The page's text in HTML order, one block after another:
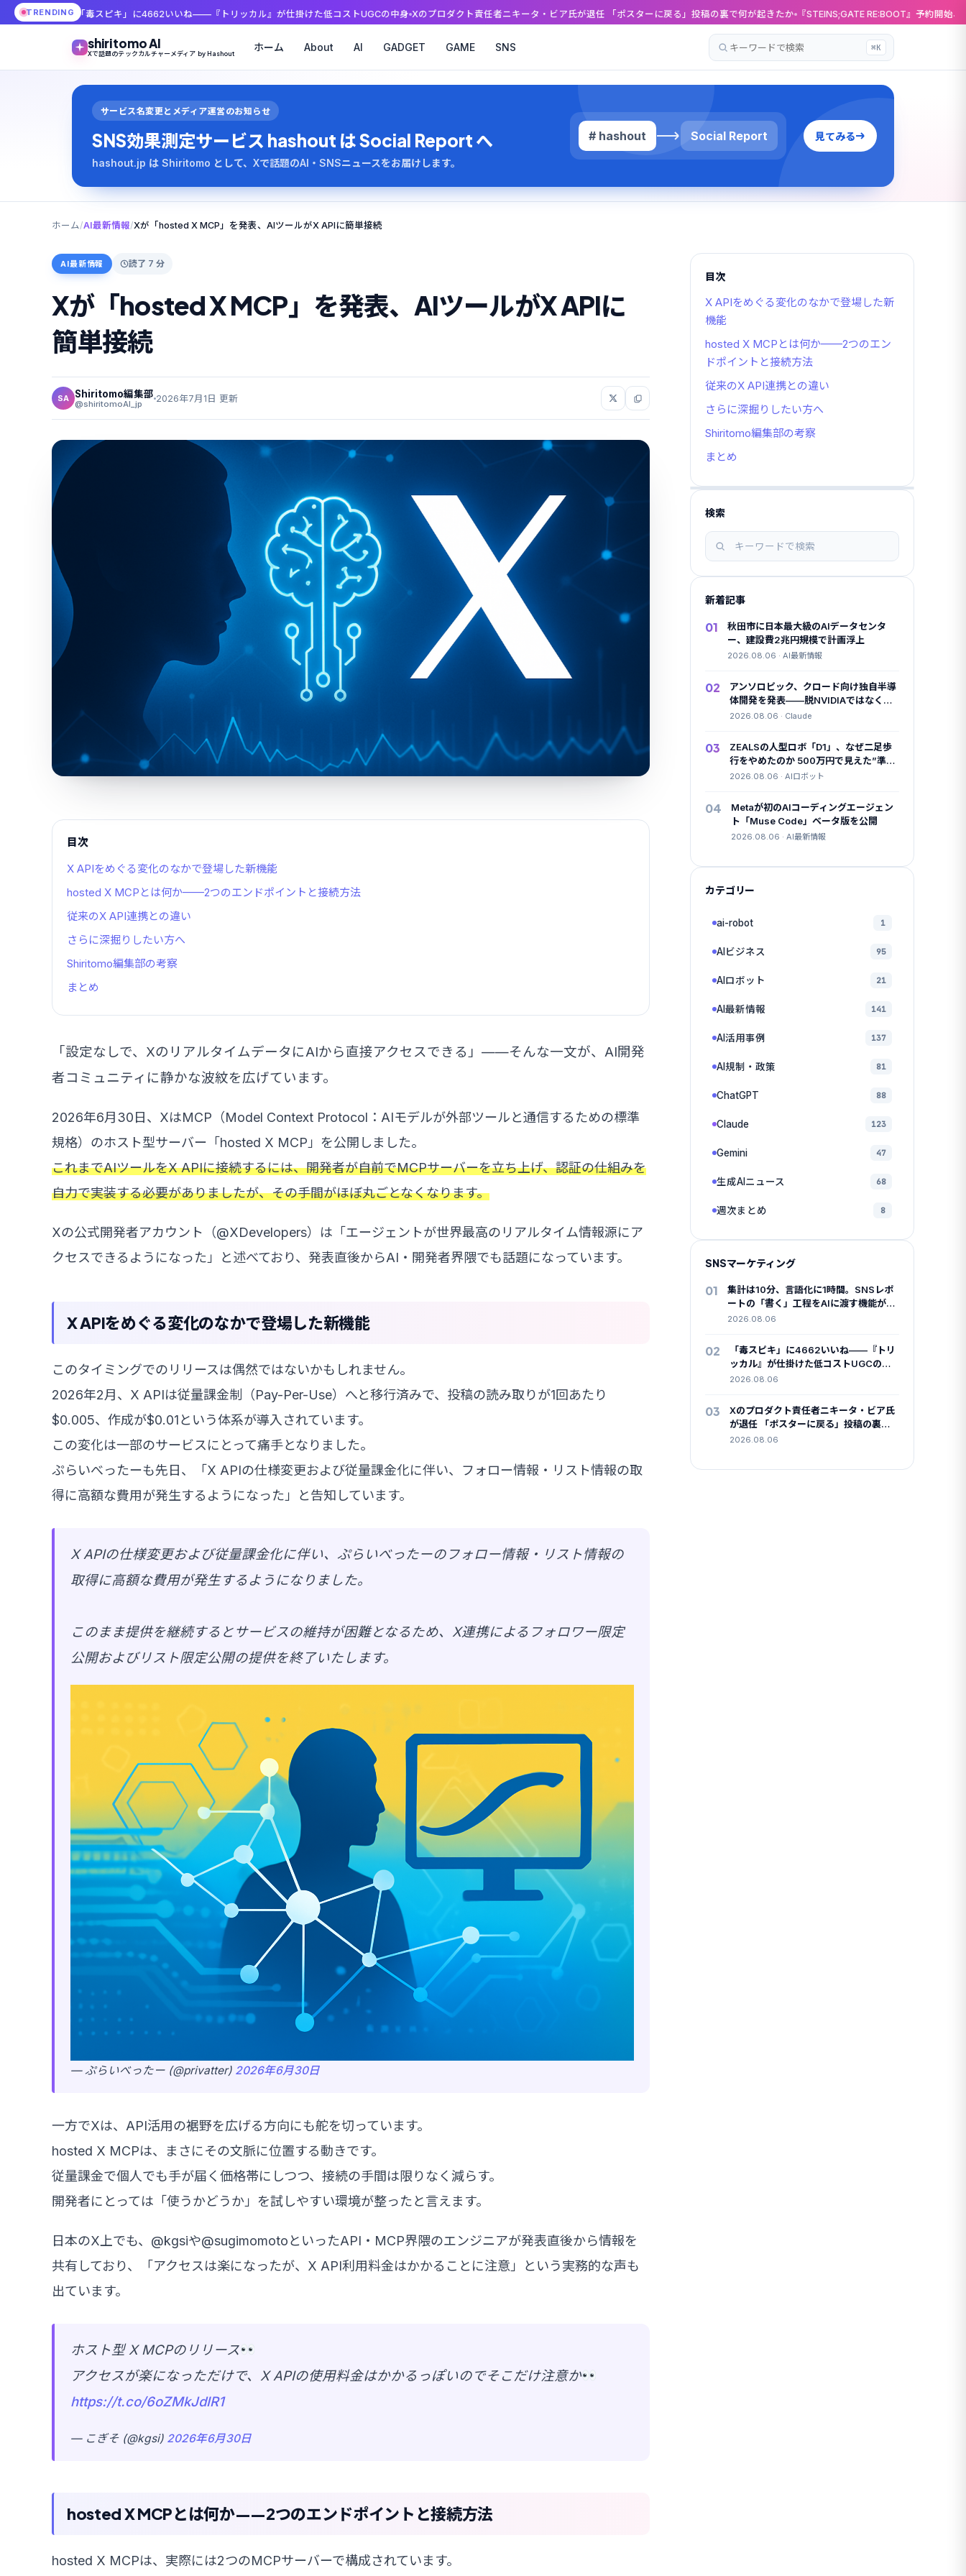
TRENDING
毒スピキ」に4662いいね——『トリッカル』が仕掛けた低コストUGCの中身 Xのプロダクト責任者ニキータ・ビア氏が退任 「ポスターに戻る」投稿の裏で何が起きたか 『STEINS;GATE RE:BOOT』予約開始、γ世界線ルート追
shiritomo AI
Xで話題のテックカルチャーメディア by Hashout
ホーム About AI GADGET GAME SNS
記
事
を
⌘K
サービス名変更とメディア運営のお知らせ
SNS効果測定サービス hashout は Social Report へ
hashout.jp は Shiritomo として、Xで話題のAI・SNSニュースをお届けします。
# hashout Social Report 見てみる
ホーム/AI最新情報/Xが「hosted X MCP」を発表、AIツールがX APIに簡単接続
AI最新情報 読了 7 分
Xが「hosted X MCP」を発表、AIツールがX APIに
簡単接続
SA Shiritomo編集部
@shiritomoAI_jp 2026年7月1日 更新
目次
X APIをめぐる変化のなかで登場した新機能
hosted X MCPとは何か——2つのエンドポイントと接続方法
従来のX API連携との違い
さらに深掘りしたい方へ
Shiritomo編集部の考察
まとめ
「設定なしで、XのリアルタイムデータにAIから直接アクセスできる」——そんな一文が、AI開発
者コミュニティに静かな波紋を広げています。
2026年6月30日、XはMCP（Model Context Protocol：AIモデルが外部ツールと通信するための標準
規格）のホスト型サーバー「hosted X MCP」を公開しました。
これまでAIツールをX APIに接続するには、開発者が自前でMCPサーバーを立ち上げ、認証の仕組みを
自力で実装する必要がありましたが、その手間がほぼ丸ごとなくなります。
Xの公式開発者アカウント（@XDevelopers）は「エージェントが世界最高のリアルタイム情報源にア
クセスできるようになった」と述べており、発表直後からAI・開発者界隈でも話題になっています。
X APIをめぐる変化のなかで登場した新機能
このタイミングでのリリースは偶然ではないかもしれません。
2026年2月、X APIは従量課金制（Pay-Per-Use）へと移行済みで、投稿の読み取りが1回あたり
$0.005、作成が$0.01という体系が導入されています。
この変化は一部のサービスにとって痛手となりました。
ぷらいべったーも先日、「X APIの仕様変更および従量課金化に伴い、フォロー情報・リスト情報の取
得に高額な費用が発生するようになった」と告知しています。
X APIの仕様変更および従量課金化に伴い、ぷらいべったーのフォロー情報・リスト情報の
取得に高額な費用が発生するようになりました。
このまま提供を継続するとサービスの維持が困難となるため、X連携によるフォロワー限定
公開およびリスト限定公開の提供を終了いたします。
— ぷらいべったー (@privatter) 2026年6月30日
一方でXは、API活用の裾野を広げる方向にも舵を切っています。
hosted X MCPは、まさにその文脈に位置する動きです。
従量課金で個人でも手が届く価格帯にしつつ、接続の手間は限りなく減らす。
開発者にとっては「使うかどうか」を試しやすい環境が整ったと言えます。
日本のX上でも、@kgsiや@sugimomotoといったAPI・MCP界隈のエンジニアが発表直後から情報を
共有しており、「アクセスは楽になったが、X API利用料金はかかることに注意」という実務的な声も
出ています。
ホスト型 X MCPのリリース
アクセスが楽になっただけで、X APIの使用料金はかかるっぽいのでそこだけ注意か
https://t.co/6oZMkJdIR1
— こぎそ (@kgsi) 2026年6月30日
hosted X MCPとは何か——2つのエンドポイントと接続方法
hosted X MCPは、実際には2つのMCPサーバーで構成されています。
目次
X APIをめぐる変化のなかで登場した新
機能
hosted X MCPとは何か——2つのエン
ドポイントと接続方法
従来のX API連携との違い
さらに深掘りしたい方へ
Shiritomo編集部の考察
まとめ
検索
記
事
を
検
新着記事
01
秋田市に日本最大級のAIデータセンタ
ー、建設費2兆円規模で計画浮上
2026.08.06 · AI最新情報
02
アンソロピック、クロード向け独自半導
体開発を発表——脱NVIDIAではなく
「足し算」の一手
2026.08.06 · Claude
03
ZEALSの人型ロボ「D1」、なぜ二足歩
行をやめたのか 500万円で見えた”準国
産”の勝算
2026.08.06 · AIロボット
04
Metaが初のAIコーディングエージェン
ト「Muse Code」ベータ版を公開
2026.08.06 · AI最新情報
カテゴリー
ai-robot 1
AIビジネス 95
AIロボット 21
AI最新情報 141
AI活用事例 137
AI規制・政策 81
ChatGPT 88
Claude 123
Gemini 47
生成AIニュース 68
週次まとめ 8
SNSマーケティング
01
集計は10分、言語化に1時間。SNSレポ
ートの「書く」工程をAIに渡す機能が全
調査タイプに広がりました
2026.08.06
02
「毒スピキ」に4662いいね——『トリ
ッカル』が仕掛けた低コストUGCの中
身
2026.08.06
03
Xのプロダクト責任者ニキータ・ビア氏
が退任 「ポスターに戻る」投稿の裏で
何が起きたか
2026.08.06